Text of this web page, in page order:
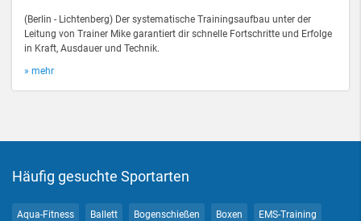
(Berlin - Lichtenberg) Der systematische Trainingsaufbau unter der
Leitung von Trainer Mike garantiert dir schnelle Fortschritte und Erfolge
in Kraft, Ausdauer und Technik.
» mehr
Häufig gesuchte Sportarten
Aqua-Fitness Ballett Bogenschießen Boxen EMS-Training